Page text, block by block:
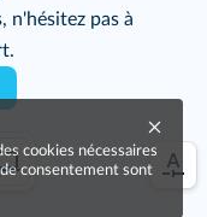
n'hésitez pas à
cookies nécessaires
consentement sont